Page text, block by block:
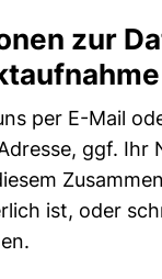
zur
per E-Mail
ggf.
ist, oder